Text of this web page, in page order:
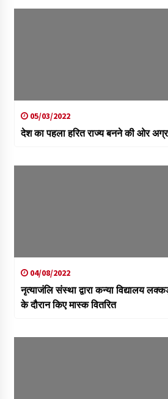
05/03/2022
देश का पहला हरित राज्य बनने की ओर
04/08/2022
नृत्याजंलि संस्था द्वारा कन्या विद्यालय
के दौरान किए मास्क वितरित